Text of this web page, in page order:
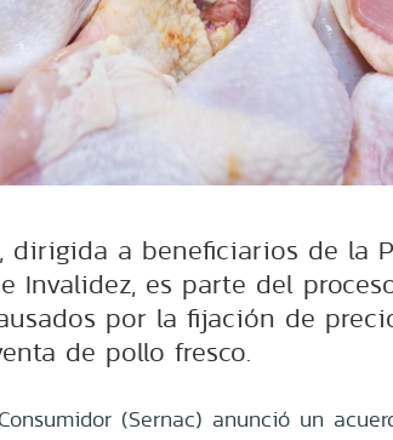
dirigida a beneficiarios de la
Invalidez, es parte del
por la fijación de
de pollo fresco.
(Sernac) anunció un